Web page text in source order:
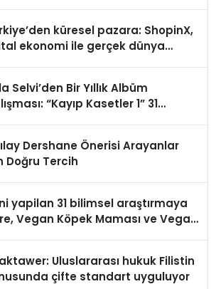
küresel pazara: ShopinX,
ekonomi ile gerçek dünya
Selvi’den Bir Yıllık Albüm
“Kayıp Kasetler 1” 31
Dershane Önerisi Arayanlar
Doğru Tercih
yapilan 31 bilimsel araştırmaya
Vegan Köpek Maması ve Vegan
Uluslararası hukuk Filistin
çifte standart uyguluyor